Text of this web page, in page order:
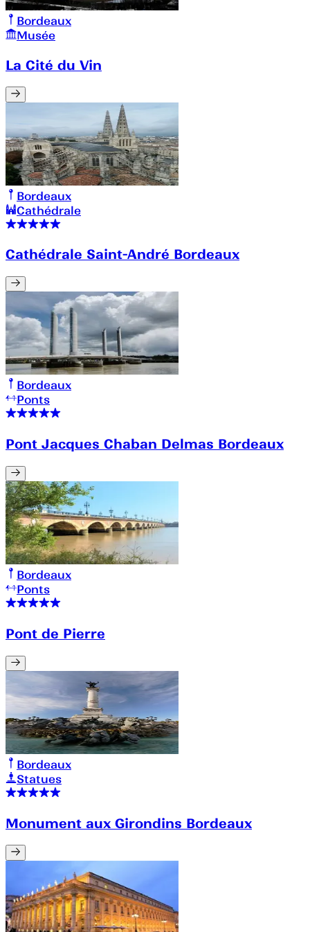
Bordeaux
Musée
La Cité du Vin
Bordeaux
Cathédrale
Cathédrale Saint-André Bordeaux
Bordeaux
Ponts
Pont Jacques Chaban Delmas Bordeaux
Bordeaux
Ponts
Pont de Pierre
Bordeaux
Statues
Monument aux Girondins Bordeaux